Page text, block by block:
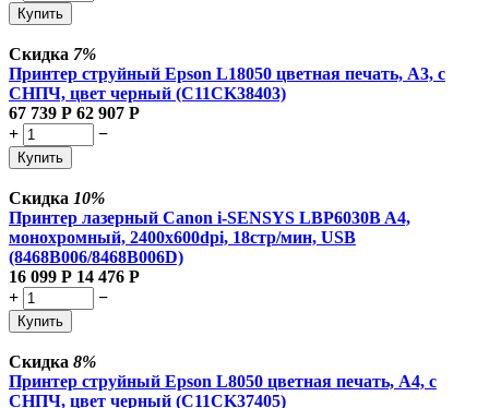
Купить
Скидка 7%
Принтер струйный Epson L18050 цветная печать, A3, с
СНПЧ, цвет черный (C11CK38403)
67 739 Р 62 907 Р
+
−
Купить
Скидка 10%
Принтер лазерный Canon i-SENSYS LBP6030B A4,
монохромный, 2400x600dpi, 18стр/мин, USB
(8468B006/8468B006D)
16 099 Р 14 476 Р
+
−
Купить
Скидка 8%
Принтер струйный Epson L8050 цветная печать, A4, с
СНПЧ, цвет черный (C11CK37405)